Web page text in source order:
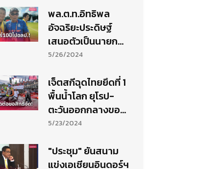
พล.ต.ท.อิทธิพล
อัจฉริยะประดิษฐ์
เสนอตัวเป็นนายก
สมาคมกีฬาปีน
5/26/2024
เจ็ตสกีฉุดไทยยึดที่ 1
พื้นน้ำโลก ยุโรป-
ตะวันออกกลางขอ
สิทธิ์จัด
5/23/2024
"ประชุม" ยันสนาม
แข่งเอเชียนอินดอร์ฯ